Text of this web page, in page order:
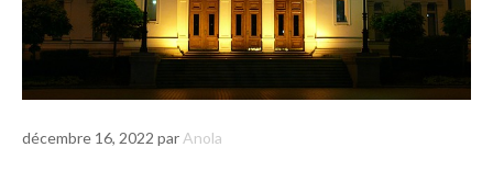
décembre 16, 2022 par Anola